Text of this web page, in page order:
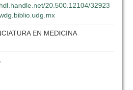
20.500.12104/32923
EN MEDICINA